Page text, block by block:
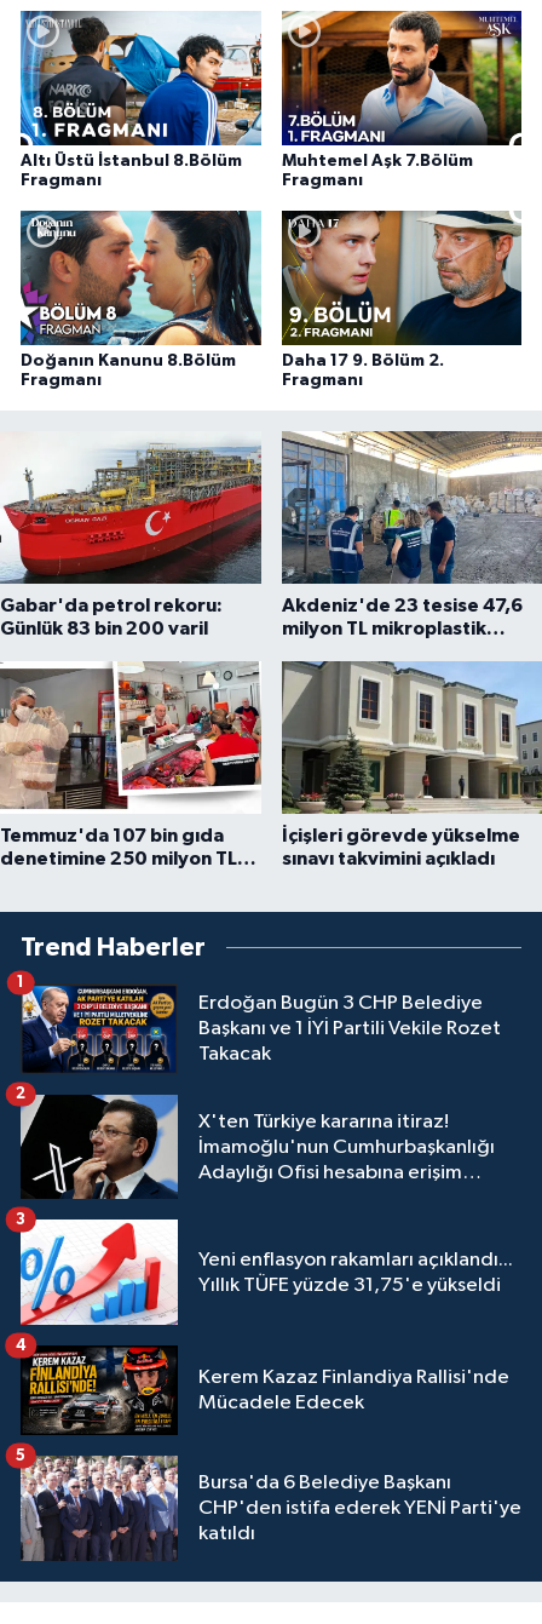
Altı Üstü İstanbul 8.Bölüm
Fragmanı
Muhtemel Aşk 7.Bölüm
Fragmanı
Doğanın Kanunu 8.Bölüm
Fragmanı
Daha 17 9. Bölüm 2.
Fragmanı
Gabar'da petrol rekoru:
Günlük 83 bin 200 varil
Akdeniz'de 23 tesise 47,6
milyon TL mikroplastik
Temmuz'da 107 bin gıda
denetimine 250 milyon TL
İçişleri görevde yükselme
sınavı takvimini açıkladı
Trend Haberler
Erdoğan Bugün 3 CHP Belediye
Başkanı ve 1 İYİ Partili Vekile Rozet
Takacak
1
X'ten Türkiye kararına itiraz!
İmamoğlu'nun Cumhurbaşkanlığı
Adaylığı Ofisi hesabına erişim
2
Yeni enflasyon rakamları açıklandı...
Yıllık TÜFE yüzde 31,75'e yükseldi
3
Kerem Kazaz Finlandiya Rallisi'nde
Mücadele Edecek
4
Bursa'da 6 Belediye Başkanı
CHP'den istifa ederek YENİ Parti'ye
katıldı
5